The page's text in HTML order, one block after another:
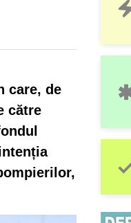
care, de
către